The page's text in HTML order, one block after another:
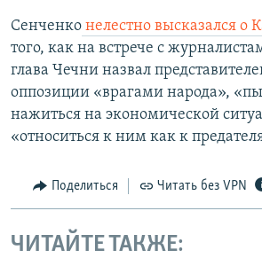
Сенченко нелестно высказался о
того, как на встрече с
глава Чечни назвал
оппозиции «врагами народа»,
нажиться на экономической
«относиться к ним как к
Поделиться Читать без VPN
ЧИТАЙТЕ ТАКЖЕ: